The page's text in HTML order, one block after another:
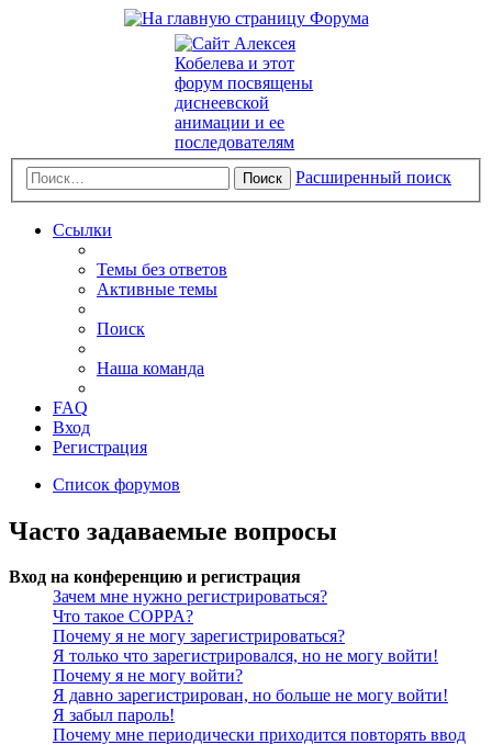
Поиск Расширенный поиск
Ссылки
Темы без ответов
Активные темы
Поиск
Наша команда
FAQ
Вход
Регистрация
Список форумов
Часто задаваемые вопросы
Вход на конференцию и регистрация
Зачем мне нужно регистрироваться?
Что такое COPPA?
Почему я не могу зарегистрироваться?
Я только что зарегистрировался, но не могу войти!
Почему я не могу войти?
Я давно зарегистрирован, но больше не могу войти!
Я забыл пароль!
Почему мне периодически приходится повторять ввод